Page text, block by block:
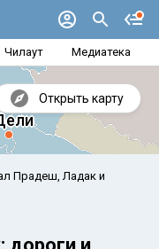
Чилаут Медиатека
Открыть карту
Прадеш, Ладак и